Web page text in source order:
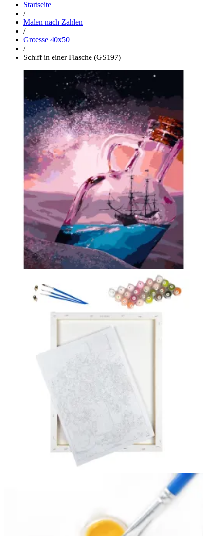
Startseite
/
Malen nach Zahlen
/
Groesse 40x50
/
Schiff in einer Flasche (GS197)